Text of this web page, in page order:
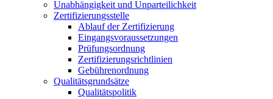
Unabhängigkeit und Unparteilichkeit
Zertifizierungsstelle
Ablauf der Zertifizierung
Eingangsvoraussetzungen
Prüfungsordnung
Zertifizierungsrichtlinien
Gebührenordnung
Qualitätsgrundsätze
Qualitätspolitik